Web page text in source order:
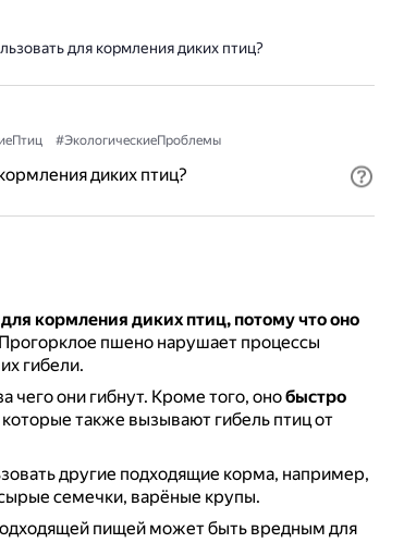
для кормления диких птиц?
#ЭкологическиеПроблемы
диких птиц?
кормления диких птиц, потому что оно
Прогорклое пшено нарушает процессы
гибели.
чего они гибнут. Кроме того, онобыстро
также вызывают гибель птиц от
другие подходящие корма, например,
семечки, варёные крупы.
пищей может быть вредным для